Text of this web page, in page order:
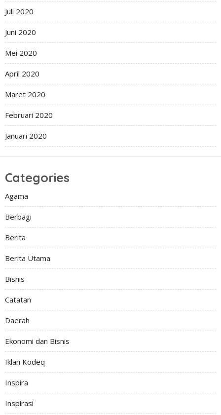
Juli 2020
Juni 2020
Mei 2020
April 2020
Maret 2020
Februari 2020
Januari 2020
Categories
Agama
Berbagi
Berita
Berita Utama
Bisnis
Catatan
Daerah
Ekonomi dan Bisnis
Iklan Kodeq
Inspira
Inspirasi